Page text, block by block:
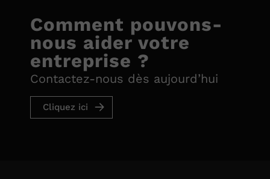
Comment pouvons-
nous aider votre
entreprise ?
Contactez-nous dès aujourd’hui
Cliquez ici